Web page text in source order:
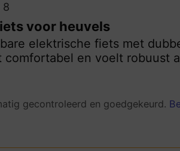
8
voor heuvels
elektrische fiets met
comfortabel en voelt robuust
gecontroleerd en goedgekeurd.